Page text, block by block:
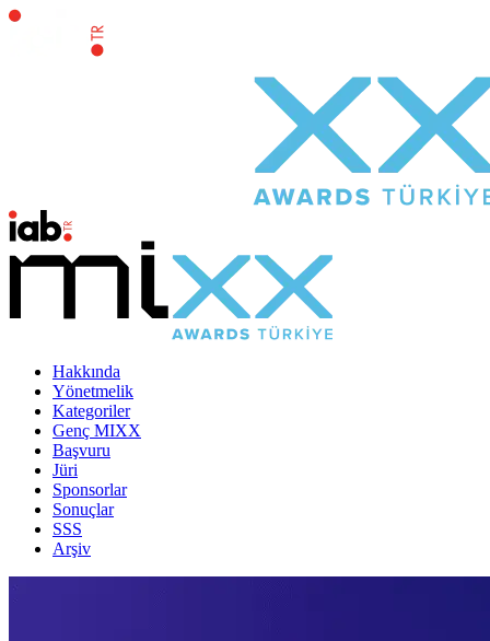
Hakkında
Yönetmelik
Kategoriler
Genç MIXX
Başvuru
Jüri
Sponsorlar
Sonuçlar
SSS
Arşiv